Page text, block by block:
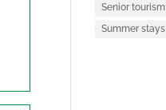
Senior tourism
Summer stays